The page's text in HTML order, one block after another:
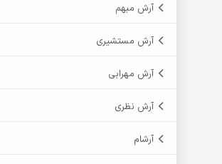
آرش مبهم
آرش مستشیری
آرش مهرابی
آرش نظری
آرشام